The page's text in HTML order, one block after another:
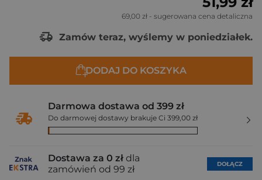
69,00 zł - sugerowana cena detaliczna
Zamów teraz, wyślemy w poniedziałek.
DODAJ DO KOSZYKA
Darmowa dostawa od 399 zł
Do darmowej dostawy brakuje Ci 399,00 zł
Dostawa za 0 zł dla
zamówień od 99 zł
DOŁĄCZ